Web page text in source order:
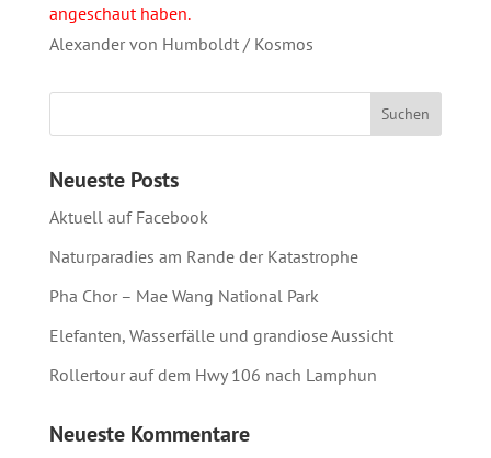
angeschaut haben.
Alexander von Humboldt / Kosmos
Neueste Posts
Aktuell auf Facebook
Naturparadies am Rande der Katastrophe
Pha Chor – Mae Wang National Park
Elefanten, Wasserfälle und grandiose Aussicht
Rollertour auf dem Hwy 106 nach Lamphun
Neueste Kommentare